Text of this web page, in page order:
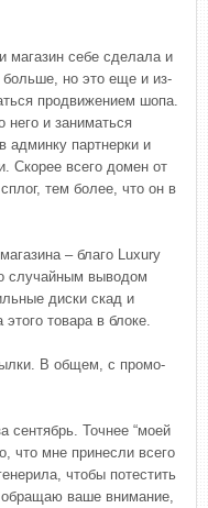
магазин себе сделала и
больше, но это еще и из-
продвижением шопа.
него и заниматься
админку партнерки и
Скорее всего домен от
тем более, что он в
– благо Luxury
случайным выводом
диски скад и
товара в блоке.
В общем, с промо-
сентябрь. Точнее “моей
что мне принесли всего
чтобы потестить
обращаю ваше внимание,